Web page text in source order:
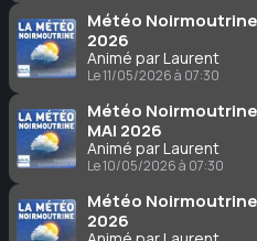
Météo Noirmoutrine
2026
Animé par Laurent
Le 11/05/2026 à 07:30
Météo Noirmoutrine
MAI 2026
Animé par Laurent
Le 10/05/2026 à 07:30
Météo Noirmoutrine
2026